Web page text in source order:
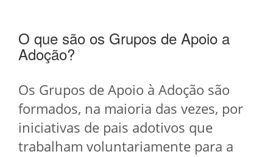
O que são os Grupos de Apoio a
Adoção?
Os Grupos de Apoio à Adoção são
formados, na maioria das vezes, por
iniciativas de pais adotivos que
trabalham voluntariamente para a